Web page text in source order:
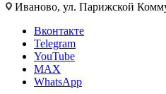
Иваново, ул. Парижской
Вконтакте
Telegram
YouTube
MAX
WhatsApp